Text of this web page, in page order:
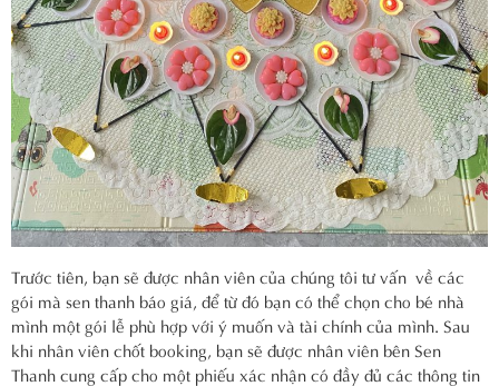
Trước tiên, bạn sẽ được nhân viên của chúng tôi tư vấn về các
gói mà sen thanh báo giá, để từ đó bạn có thể chọn cho bé nhà
mình một gói lễ phù hợp với ý muốn và tài chính của mình. Sau
khi nhân viên chốt booking, bạn sẽ được nhân viên bên Sen
Thanh cung cấp cho một phiếu xác nhận có đầy đủ các thông tin